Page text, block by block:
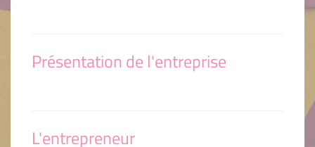
Présentation de l'entreprise
L'entrepreneur